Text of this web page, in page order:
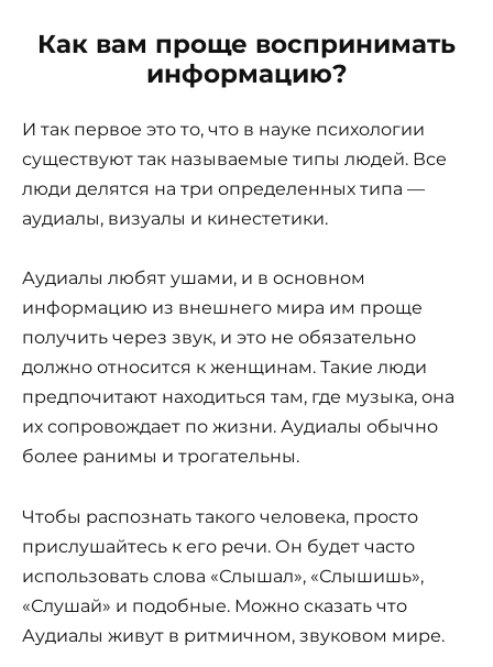
Как вам проще воспринимать
информацию?
И так первое это то, что в науке психологии
существуют так называемые типы людей. Все
люди делятся на три определенных типа —
аудиалы, визуалы и кинестетики.
Аудиалы любят ушами, и в основном
информацию из внешнего мира им проще
получить через звук, и это не обязательно
должно относится к женщинам. Такие люди
предпочитают находиться там, где музыка, она
их сопровождает по жизни. Аудиалы обычно
более ранимы и трогательны.
Чтобы распознать такого человека, просто
прислушайтесь к его речи. Он будет часто
использовать слова «Слышал», «Слышишь»,
«Слушай» и подобные. Можно сказать что
Аудиалы живут в ритмичном, звуковом мире.